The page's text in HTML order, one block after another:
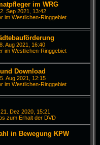
im WRG
Sep 2021, 13:42
im Westlichen-Ringgebiet
Aug 2021, 16:40
im Westlichen-Ringgebiet
Download
Aug 2021, 12:15
im Westlichen-Ringgebiet
Dez 2020, 15:21
zum Erhalt der DVD
in Bewegung KPW